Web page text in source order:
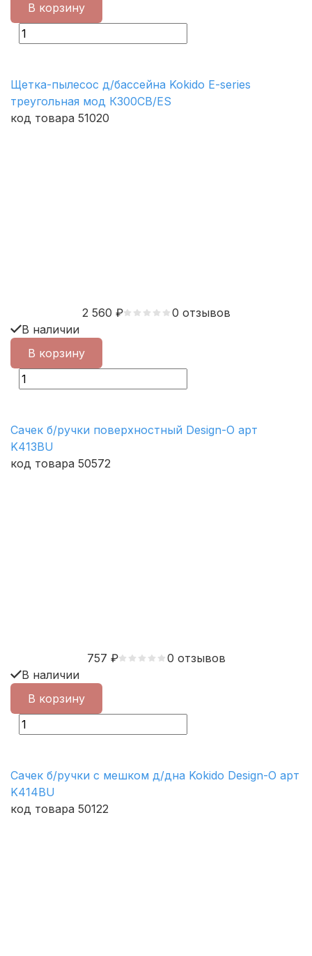
В корзину
Щетка-пылесос д/бассейна Kokido E-series
треугольная мод К300CВ/ES
код товара 51020
2 560 ₽
0 отзывов
В наличии
В корзину
Сачек б/ручки поверхностный Design-O арт
K413BU
код товара 50572
757 ₽
0 отзывов
В наличии
В корзину
Сачек б/ручки с мешком д/дна Kokido Design-O арт
K414BU
код товара 50122